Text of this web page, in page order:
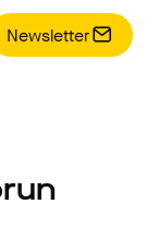
Newsletter